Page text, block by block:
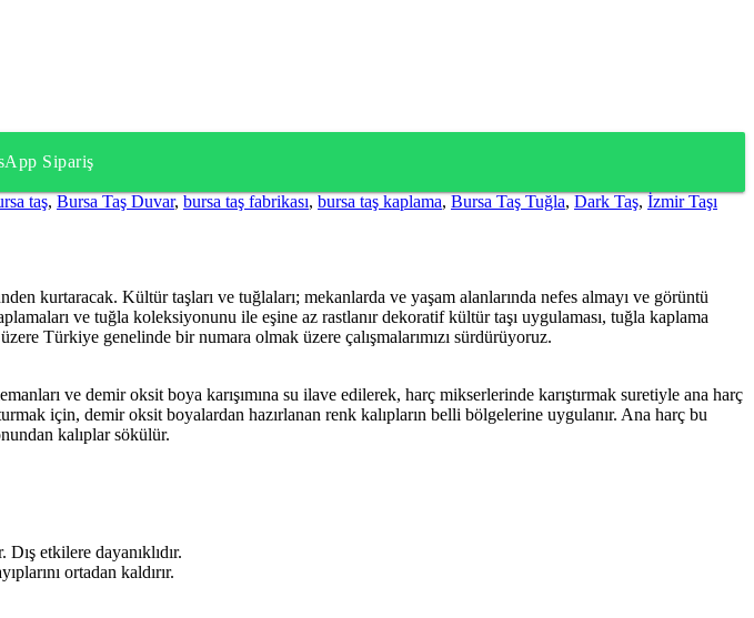
Sipariş
taş, Bursa Taş Duvar, bursa taş fabrikası, bursa taş kaplama, Bursa Taş Tuğla, Dark Taş, İzmir Taşı
kurtaracak. Kültür taşları ve tuğlaları; mekanlarda ve yaşam alanlarında nefes almayı ve görüntü
ve tuğla koleksiyonunu ile eşine az rastlanır dekoratif kültür taşı uygulaması, tuğla kaplama
Türkiye genelinde bir numara olmak üzere çalışmalarımızı sürdürüyoruz.
ve demir oksit boya karışımına su ilave edilerek, harç mikserlerinde karıştırmak suretiyle ana harç
için, demir oksit boyalardan hazırlanan renk kalıpların belli bölgelerine uygulanır. Ana harç bu
kalıplar sökülür.
etkilere dayanıklıdır.
ortadan kaldırır.